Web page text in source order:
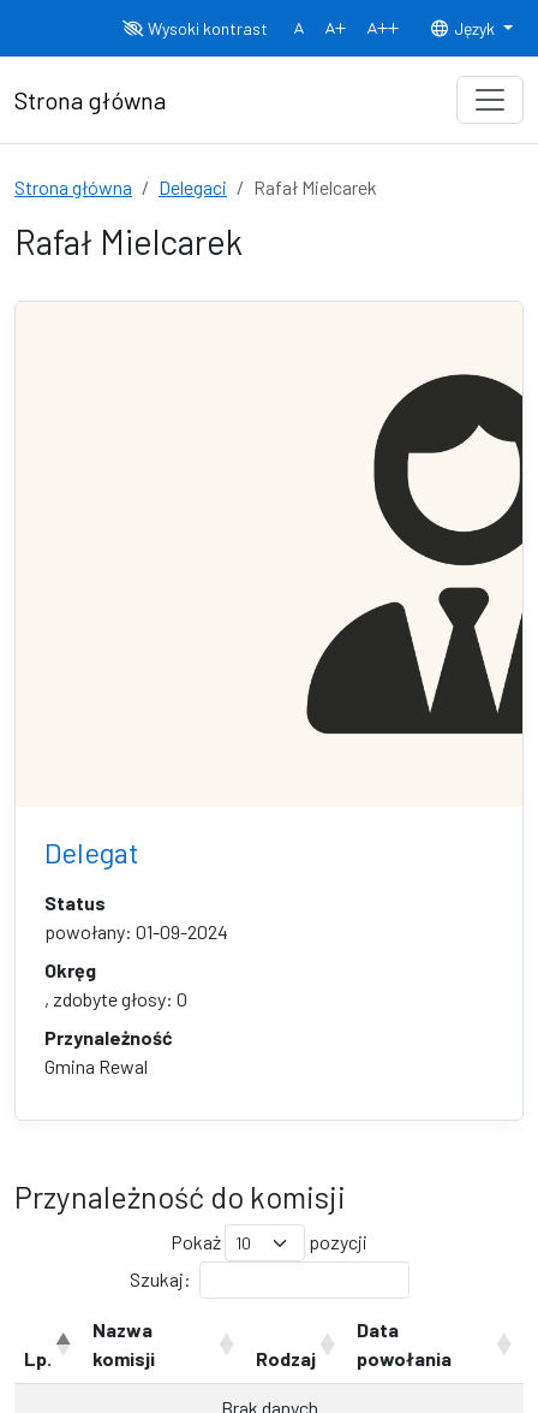
Wysoki kontrast
Normalny rozmiar czcionki
Rozmiar czcionki 150% Rozmiar
Język
Strona główna
Strona główna Delegaci Rafał Mielcarek
Rafał Mielcarek
Delegat
Status
powołany: 01-09-2024
Okręg
, zdobyte głosy: 0
Przynależność
Gmina Rewal
Przynależność do komisji
Pokaż
pozycji
Szukaj:
Lp.
Nazwa
komisji
Rodzaj
Data
powołania
Brak danych